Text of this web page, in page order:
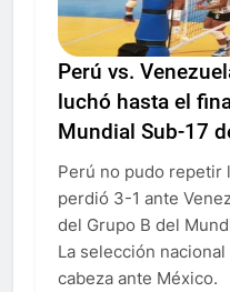
Perú vs.
luchó hasta el
Mundial Sub-17
Perú no pudo repetir
perdió 3-1 ante
del Grupo B del
La selección
cabeza ante México.